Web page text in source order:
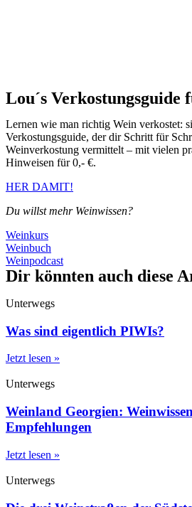
Lou´s Verkostungsguide
Lernen wie man richtig Wein verkostet:
Verkostungsguide, der dir Schritt für
Weinverkostung vermittelt – mit vielen
Hinweisen für 0,- €.
HER DAMIT!
Du willst mehr Weinwissen?
Weinkurs
Weinbuch
Weinpodcast
Dir könnten auch diese
Unterwegs
Was sind eigentlich PIWIs?
Jetzt lesen »
Unterwegs
Weinland Georgien:
Empfehlungen
Jetzt lesen »
Unterwegs